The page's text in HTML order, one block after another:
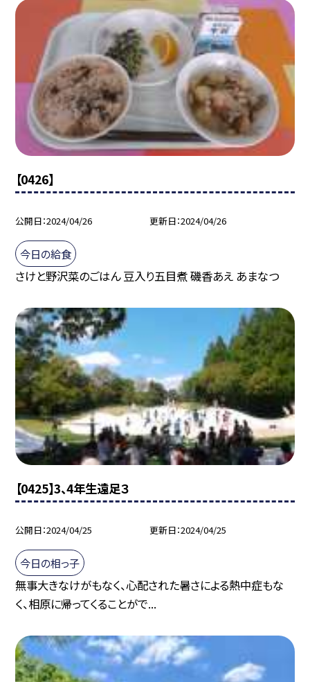
【0426】
公開日 2024/04/26 更新日 2024/04/26
今日の給食
さけと野沢菜のごはん 豆入り五目煮 磯香あえ あまなつ
【0425】3、4年生遠足３
公開日 2024/04/25 更新日 2024/04/25
今日の相っ子
無事大きなけがもなく、心配された暑さによる熱中症もな
く、相原に帰ってくることがで...